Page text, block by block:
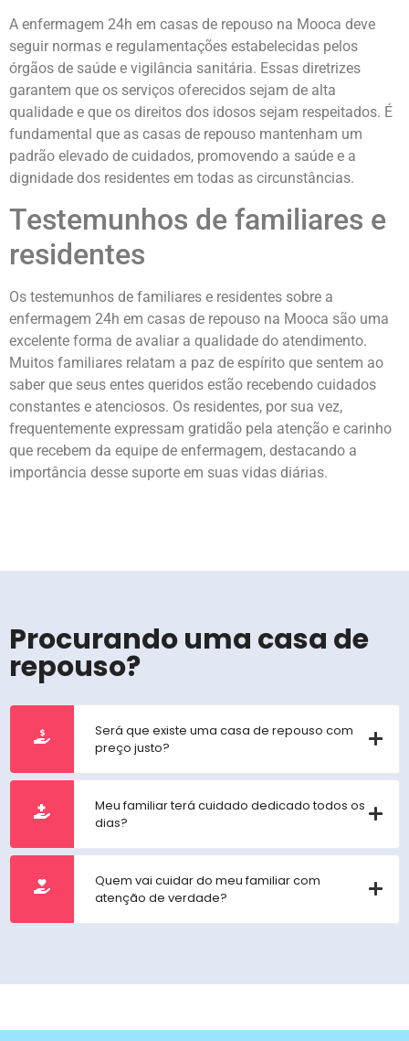
A enfermagem 24h em casas de repouso na Mooca deve
seguir normas e regulamentações estabelecidas pelos
órgãos de saúde e vigilância sanitária. Essas diretrizes
garantem que os serviços oferecidos sejam de alta
qualidade e que os direitos dos idosos sejam respeitados. É
fundamental que as casas de repouso mantenham um
padrão elevado de cuidados, promovendo a saúde e a
dignidade dos residentes em todas as circunstâncias.
Testemunhos de familiares e
residentes
Os testemunhos de familiares e residentes sobre a
enfermagem 24h em casas de repouso na Mooca são uma
excelente forma de avaliar a qualidade do atendimento.
Muitos familiares relatam a paz de espírito que sentem ao
saber que seus entes queridos estão recebendo cuidados
constantes e atenciosos. Os residentes, por sua vez,
frequentemente expressam gratidão pela atenção e carinho
que recebem da equipe de enfermagem, destacando a
importância desse suporte em suas vidas diárias.
Procurando uma casa de
repouso?
Será que existe uma casa de repouso com
preço justo?
Meu familiar terá cuidado dedicado todos os
dias?
Quem vai cuidar do meu familiar com
atenção de verdade?